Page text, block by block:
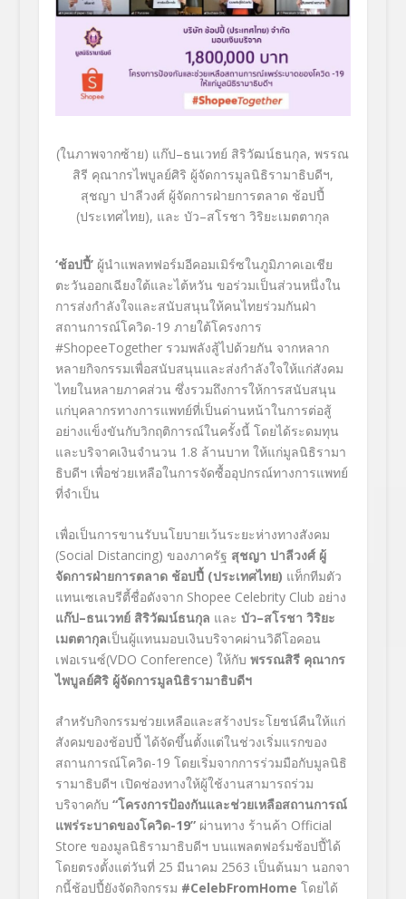
(ในภาพจากซ้าย) แก๊ป–ธนเวทย์ สิริวัฒน์ธนกุล, พรรณ
สิรี คุณากรไพบูลย์ศิริ ผู้จัดการมูลนิธิรามาธิบดีฯ,
สุชญา ปาลีวงศ์ ผู้จัดการฝ่ายการตลาด ช้อปปี้
(ประเทศไทย), และ บัว–สโรชา วิริยะเมตตากุล
‘ช้อปปี้’ ผู้นำแพลทฟอร์มอีคอมเมิร์ซในภูมิภาคเอเชีย
ตะวันออกเฉียงใต้และไต้หวัน ขอร่วมเป็นส่วนหนึ่งใน
การส่งกำลังใจและสนับสนุนให้คนไทยร่วมกันฝ่า
สถานการณ์โควิด-19 ภายใต้โครงการ
#ShopeeTogether รวมพลังสู้ไปด้วยกัน จากหลาก
หลายกิจกรรมเพื่อสนับสนุนและส่งกำลังใจให้แก่สังคม
ไทยในหลายภาคส่วน ซึ่งรวมถึงการให้การสนับสนุน
แก่บุคลากรทางการแพทย์ที่เป็นด่านหน้าในการต่อสู้
อย่างแข็งขันกับวิกฤติการณ์ในครั้งนี้ โดยได้ระดมทุน
และบริจาคเงินจำนวน 1.8 ล้านบาท ให้แก่มูลนิธิรามา
ธิบดีฯ เพื่อช่วยเหลือในการจัดซื้ออุปกรณ์ทางการแพทย์
ที่จำเป็น
เพื่อเป็นการขานรับนโยบายเว้นระยะห่างทางสังคม
(Social Distancing) ของภาครัฐ สุชญา ปาลีวงศ์ ผู้
จัดการฝ่ายการตลาด ช้อปปี้ (ประเทศไทย) แท็กทีมตัว
แทนเซเลบรีตี้ชื่อดังจาก Shopee Celebrity Club อย่าง
แก๊ป–ธนเวทย์ สิริวัฒน์ธนกุล และ บัว–สโรชา วิริยะ
เมตตากุลเป็นผู้แทนมอบเงินบริจาคผ่านวิดีโอคอน
เฟอเรนซ์(VDO Conference) ให้กับ พรรณสิรี คุณากร
ไพบูลย์ศิริ ผู้จัดการมูลนิธิรามาธิบดีฯ
สำหรับกิจกรรมช่วยเหลือและสร้างประโยชน์คืนให้แก่
สังคมของช้อปปี้ ได้จัดขึ้นตั้งแต่ในช่วงเริ่มแรกของ
สถานการณ์โควิด-19 โดยเริ่มจากการร่วมมือกับมูลนิธิ
รามาธิบดีฯ เปิดช่องทางให้ผู้ใช้งานสามารถร่วม
บริจาคกับ “โครงการป้องกันและช่วยเหลือสถานการณ์
แพร่ระบาดของโควิด-19” ผ่านทาง ร้านค้า Official
Store ของมูลนิธิรามาธิบดีฯ บนแพลตฟอร์มช้อปปี้ได้
โดยตรงตั้งแต่วันที่ 25 มีนาคม 2563 เป็นต้นมา นอกจา
กนี้ช้อปปี้ยังจัดกิจกรรม #CelebFromHome โดยได้